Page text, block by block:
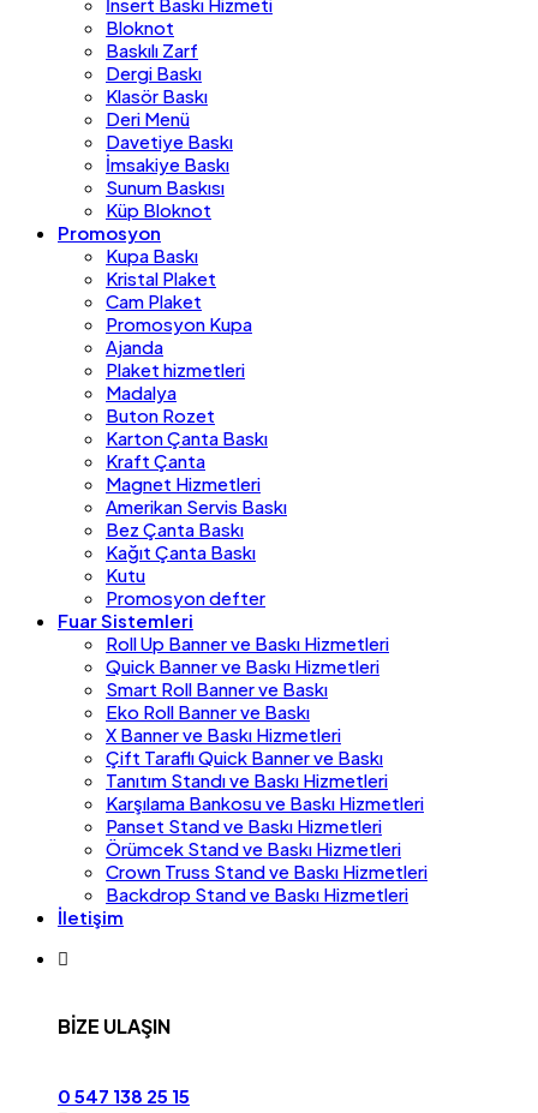
Bloknot
Baskılı Zarf
Dergi Baskı
Klasör Baskı
Deri Menü
Davetiye Baskı
İmsakiye Baskı
Sunum Baskısı
Küp Bloknot
Promosyon
Kupa Baskı
Kristal Plaket
Cam Plaket
Promosyon Kupa
Ajanda
Plaket hizmetleri
Madalya
Buton Rozet
Karton Çanta Baskı
Kraft Çanta
Magnet Hizmetleri
Amerikan Servis Baskı
Bez Çanta Baskı
Kağıt Çanta Baskı
Kutu
Promosyon defter
Fuar Sistemleri
Roll Up Banner ve Baskı Hizmetleri
Quick Banner ve Baskı Hizmetleri
Smart Roll Banner ve Baskı
Eko Roll Banner ve Baskı
X Banner ve Baskı Hizmetleri
Çift Taraflı Quick Banner ve Baskı
Tanıtım Standı ve Baskı Hizmetleri
Karşılama Bankosu ve Baskı Hizmetleri
Panset Stand ve Baskı Hizmetleri
Örümcek Stand ve Baskı Hizmetleri
Crown Truss Stand ve Baskı Hizmetleri
Backdrop Stand ve Baskı Hizmetleri
İletişim
BİZE ULAŞIN
0 547 138 25 15